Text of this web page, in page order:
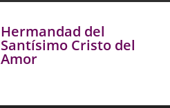
Hermandad del
Santísimo Cristo del
Amor